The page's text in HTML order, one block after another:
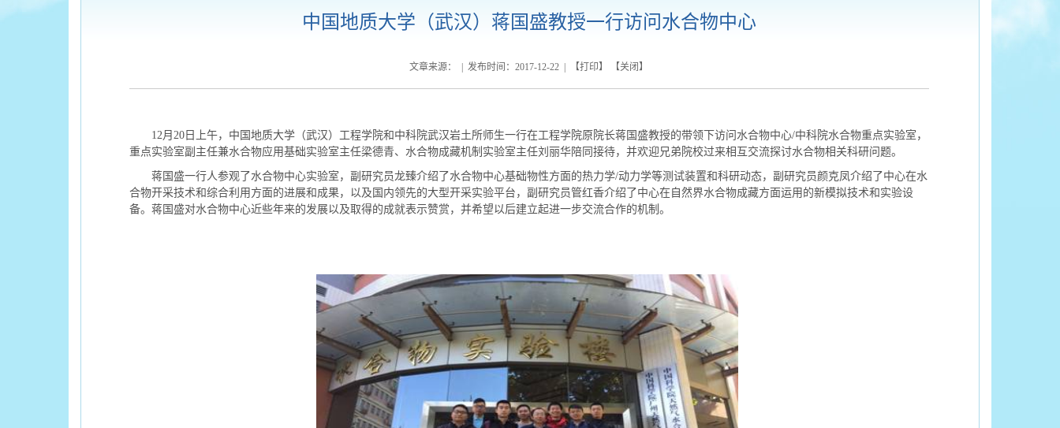
中国地质大学（武汉）蒋国盛教授一行访问水合物中心
文章来源： | 发布时间：2017-12-22 | 【打印】 【关闭 】
12月20日上午，中国地质大学（武汉）工程学院和中科院武汉岩土所师生一行在工程学院原院长蒋国盛教授的带领下访问水合物中心/中科院水合物重点实验室，
重点实验室副主任兼水合物应用基础实验室主任梁德青、水合物成藏机制实验室主任刘丽华陪同接待，并欢迎兄弟院校过来相互交流探讨水合物相关科研问题。
蒋国盛一行人参观了水合物中心实验室，副研究员龙臻介绍了水合物中心基础物性方面的热力学/动力学等测试装置和科研动态，副研究员颜克凤介绍了中心在水
合物开采技术和综合利用方面的进展和成果，以及国内领先的大型开采实验平台，副研究员管红香介绍了中心在自然界水合物成藏方面运用的新模拟技术和实验设
备。蒋国盛对水合物中心近些年来的发展以及取得的成就表示赞赏，并希望以后建立起进一步交流合作的机制。